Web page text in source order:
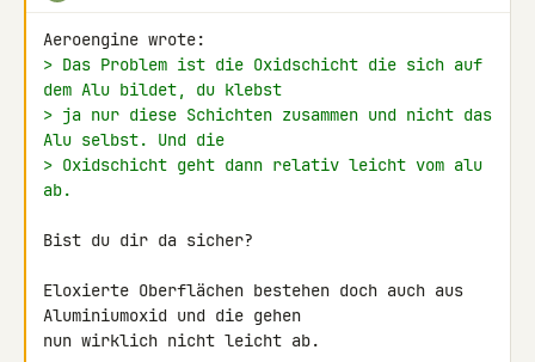
> Das Problem ist die Oxidschicht die sich auf
dem Alu bildet, du klebst
> ja nur diese Schichten zusammen und nicht das
Alu selbst. Und die
> Oxidschicht geht dann relativ leicht vom alu
ab.
Bist du dir da sicher?
Eloxierte Oberflächen bestehen doch auch aus
Aluminiumoxid und die gehen
nun wirklich nicht leicht ab.